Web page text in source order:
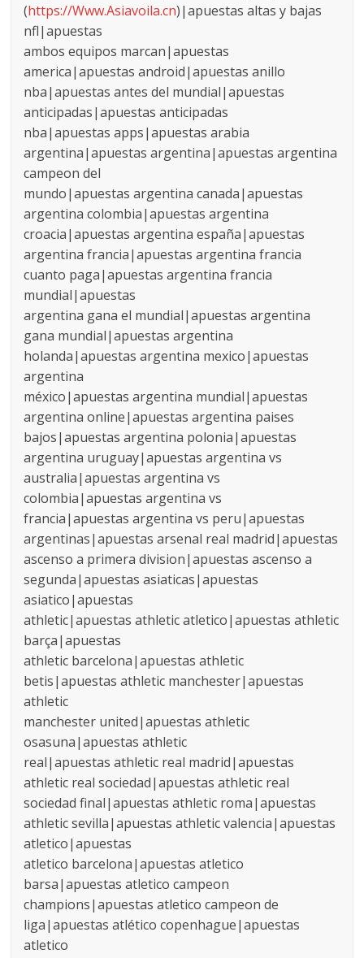
(https://Www.Asiavoila.cn)|apuestas altas y bajas
nfl|apuestas
ambos equipos marcan|apuestas
america|apuestas android|apuestas anillo
nba|apuestas antes del mundial|apuestas
anticipadas|apuestas anticipadas
nba|apuestas apps|apuestas arabia
argentina|apuestas argentina|apuestas argentina
campeon del
mundo|apuestas argentina canada|apuestas
argentina colombia|apuestas argentina
croacia|apuestas argentina españa|apuestas
argentina francia|apuestas argentina francia
cuanto paga|apuestas argentina francia
mundial|apuestas
argentina gana el mundial|apuestas argentina
gana mundial|apuestas argentina
holanda|apuestas argentina mexico|apuestas
argentina
méxico|apuestas argentina mundial|apuestas
argentina online|apuestas argentina paises
bajos|apuestas argentina polonia|apuestas
argentina uruguay|apuestas argentina vs
australia|apuestas argentina vs
colombia|apuestas argentina vs
francia|apuestas argentina vs peru|apuestas
argentinas|apuestas arsenal real madrid|apuestas
ascenso a primera division|apuestas ascenso a
segunda|apuestas asiaticas|apuestas
asiatico|apuestas
athletic|apuestas athletic atletico|apuestas athletic
barça|apuestas
athletic barcelona|apuestas athletic
betis|apuestas athletic manchester|apuestas
athletic
manchester united|apuestas athletic
osasuna|apuestas athletic
real|apuestas athletic real madrid|apuestas
athletic real sociedad|apuestas athletic real
sociedad final|apuestas athletic roma|apuestas
athletic sevilla|apuestas athletic valencia|apuestas
atletico|apuestas
atletico barcelona|apuestas atletico
barsa|apuestas atletico campeon
champions|apuestas atletico campeon de
liga|apuestas atlético copenhague|apuestas
atletico